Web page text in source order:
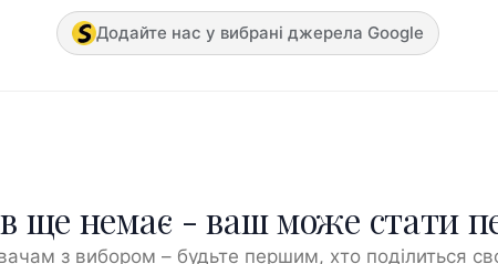
Додайте нас у вибрані джерела Google
ще немає - ваш може стати
з вибором – будьте першим, хто поділиться